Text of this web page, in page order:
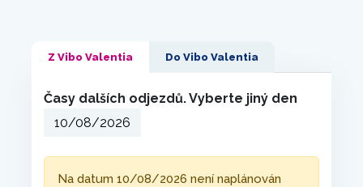
Z Vibo Valentia Do Vibo Valentia
Časy dalších odjezdů. Vyberte jiný den
Na datum 10/08/2026 není naplánován